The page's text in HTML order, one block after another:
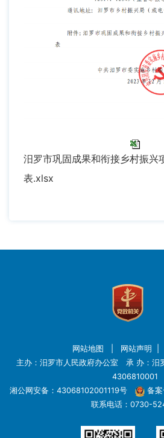
汨罗市巩固成果和衔接乡村振兴
表.xlsx
网站地图 网站声明
主办：汨罗市人民政府办公室 承 办：汨
4306810001
湘公网安备：43068102001119号
备案
联系电话：0730-